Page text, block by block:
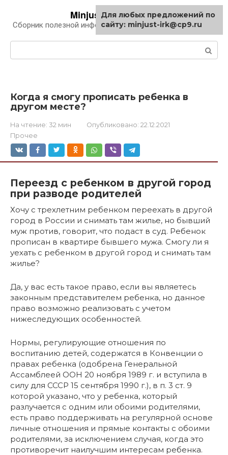
контенту
Minjust-irk.ru
Сборник полезной информации про автомобили
Когда я смогу прописать ребенка в
другом месте?
На чтение: 32 мин Опубликовано: 22.12.2021
Прочее
Переезд с ребенком в другой город
при разводе родителей
Хочу с трехлетним ребенком переехать в другой
город в России и снимать там жилье, но бывший
муж против, говорит, что подаст в суд. Ребенок
прописан в квартире бывшего мужа. Смогу ли я
уехать с ребенком в другой город и снимать там
жилье?
Да, у вас есть такое право, если вы являетесь
законным представителем ребенка, но данное
право возможно реализовать с учетом
нижеследующих особенностей.
Нормы, регулирующие отношения по
воспитанию детей, содержатся в Конвенции о
правах ребенка (одобрена Генеральной
Ассамблеей ООН 20 ноября 1989 г. и вступила в
силу для СССР 15 сентября 1990 г.), в п. 3 ст. 9
которой указано, что у ребенка, который
разлучается с одним или обоими родителями,
есть право поддерживать на регулярной основе
личные отношения и прямые контакты с обоими
родителями, за исключением случая, когда это
противоречит наилучшим интересам ребенка.
Для любых предложений по
сайту: minjust-irk@cp9.ru